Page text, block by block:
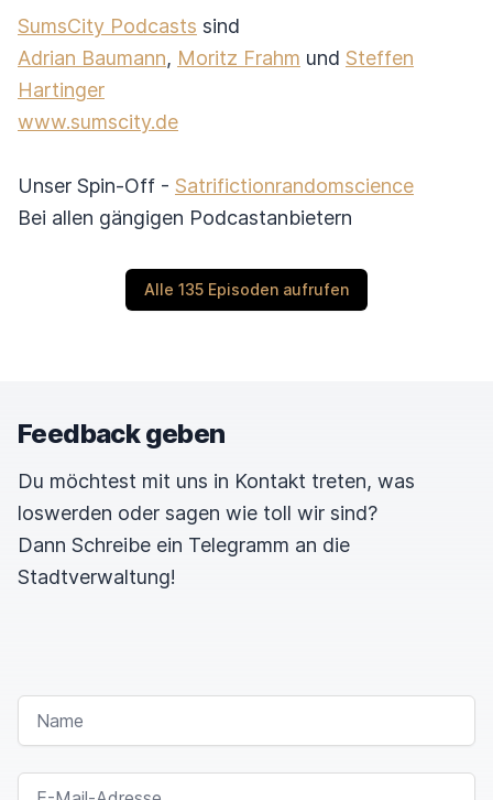
SumsCity Podcasts sind
Adrian Baumann, Moritz Frahm und Steffen
Hartinger
www.sumscity.de
Unser Spin-Off - Satrifictionrandomscience
Bei allen gängigen Podcastanbietern
Alle 135 Episoden aufrufen
Feedback geben
Du möchtest mit uns in Kontakt treten, was
loswerden oder sagen wie toll wir sind?
Dann Schreibe ein Telegramm an die
Stadtverwaltung!
NAME
E-MAIL-ADRESSE